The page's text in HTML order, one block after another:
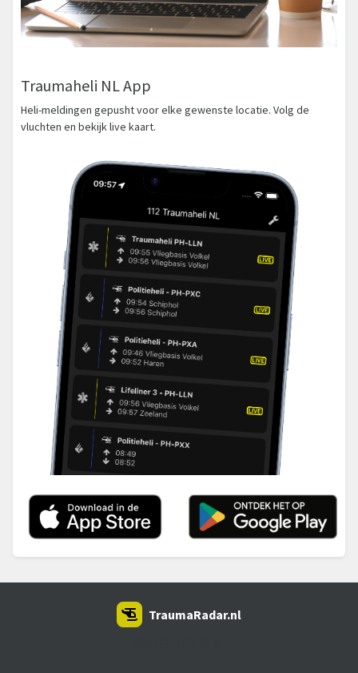
Traumaheli NL App
Heli-meldingen gepusht voor elke gewenste locatie. Volg de
vluchten en bekijk live kaart.
TraumaRadar.nl